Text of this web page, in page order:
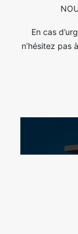
En cas
n’hésitez pas